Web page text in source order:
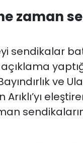
zaman
sendikalar
ve